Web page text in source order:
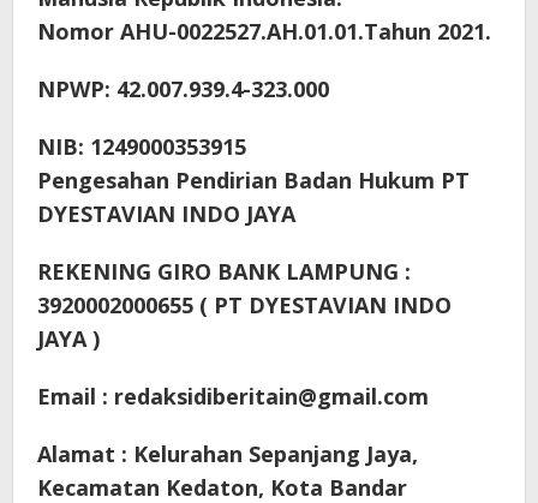
Nomor AHU-0022527.AH.01.01.Tahun 2021.
NPWP: 42.007.939.4-323.000
NIB: 1249000353915
Pengesahan Pendirian Badan Hukum PT
DYESTAVIAN INDO JAYA
REKENING GIRO BANK LAMPUNG :
3920002000655 ( PT DYESTAVIAN INDO
JAYA )
Email : redaksidiberitain@gmail.com
Alamat : Kelurahan Sepanjang Jaya,
Kecamatan Kedaton, Kota Bandar